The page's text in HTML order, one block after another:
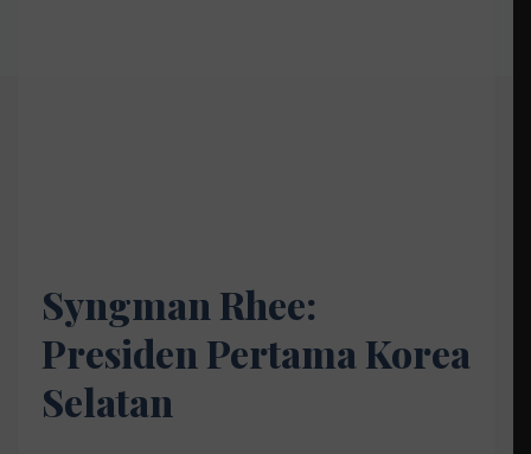
Syngman Rhee:
Presiden Pertama Korea
Selatan